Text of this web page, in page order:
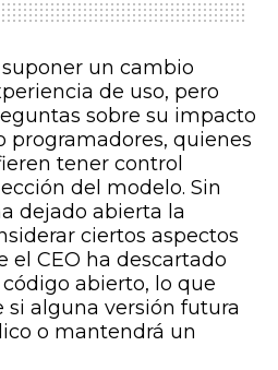
un cambio
de uso, pero
sobre su impacto
programadores, quienes
tener control
del modelo. Sin
dejado abierta la
ciertos aspectos
el CEO ha descartado
código abierto, lo que
si alguna versión futura
o mantendrá un